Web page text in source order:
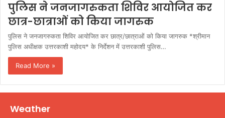
पुलिस ने जनजागरुकता शिविर आयोजित कर
छात्र-छात्राओं को किया जागरुक
पुलिस ने जनजागरुकता शिविर आयोजित कर छात्र/छात्राओं को किया जागरुक *श्रीमान
पुलिस अधीक्षक उत्तरकाशी महोदय* के निर्देशन में उत्तरकाशी पुलिस…
Read More »
Weather